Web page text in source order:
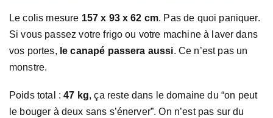
Le colis mesure 157 x 93 x 62 cm. Pas de quoi paniquer.
Si vous passez votre frigo ou votre machine à laver dans
vos portes, le canapé passera aussi. Ce n’est pas un
monstre.
Poids total :47 kg, ça reste dans le domaine du “on peut
le bouger à deux sans s’énerver”. On n’est pas sur du